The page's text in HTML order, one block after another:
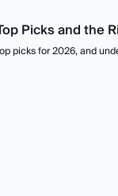
Picks and the
picks for 2026, and